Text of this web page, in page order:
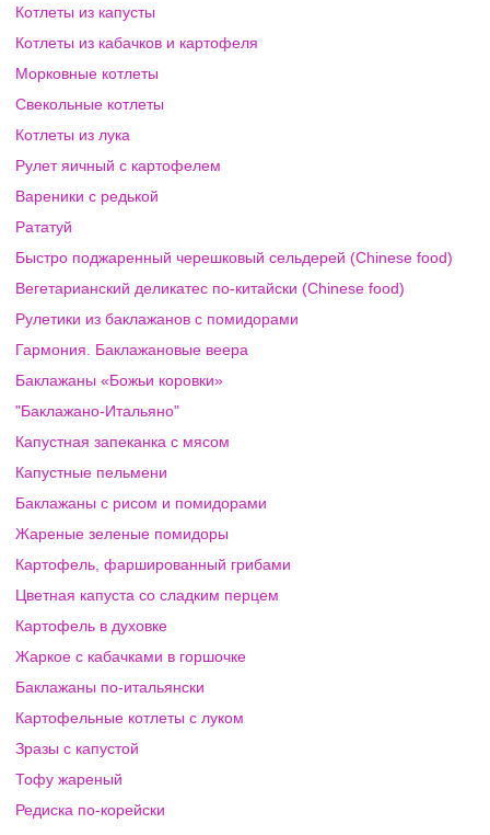
Котлеты из капусты
Котлеты из кабачков и картофеля
Морковные котлеты
Свекольные котлеты
Котлеты из лука
Рулет яичный с картофелем
Вареники с редькой
Рататуй
Быстро поджаренный черешковый сельдерей (Chinese food)
Вегетарианский деликатес по-китайски (Chinese food)
Рулетики из баклажанов с помидорами
Гармония. Баклажановые веера
Баклажаны «Божьи коровки»
"Баклажано-Итальяно"
Капустная запеканка с мясом
Капустные пельмени
Баклажаны с рисом и помидорами
Жареные зеленые помидоры
Картофель, фаршированный грибами
Цветная капуста со сладким перцем
Картофель в духовке
Жаркое с кабачками в горшочке
Баклажаны по-итальянски
Картофельные котлеты с луком
Зразы с капустой
Тофу жареный
Редиска по-корейски